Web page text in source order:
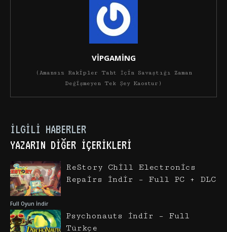
VİPGAMİNG
(Amansız Rakipler Taht İçin Savaştığı Zaman
Değişmeyen Tek Şey Kaostur)
İLGILI HABERLER
YAZARIN DIĞER İÇERIKLERI
Full Oyun İndir
ReStory Chill Electronics
Repairs İndir – Full PC + DLC
Psychonauts İndir – Full
Türkçe